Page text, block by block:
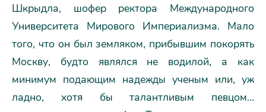
Шкрыдла, шофер ректора Международного
Университета Мирового Империализма. Мало
того, что он был земляком, прибывшим покорять
Москву, будто являлся не водилой, а как
минимум подающим надежды ученым или, уж
ладно, хотя бы талантливым певцом…